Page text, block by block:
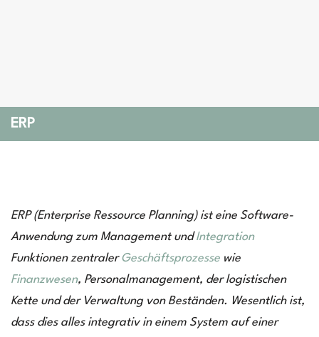
ERP
ERP (Enterprise Ressource Planning) ist eine Software-
Anwendung zum Management undIntegration
Funktionen zentralerGeschäftsprozesse wie
Finanzwesen, Personalmanagement, der logistischen
Kette und der Verwaltung von Beständen. Wesentlich ist,
dass dies alles integrativ in einem System auf einer